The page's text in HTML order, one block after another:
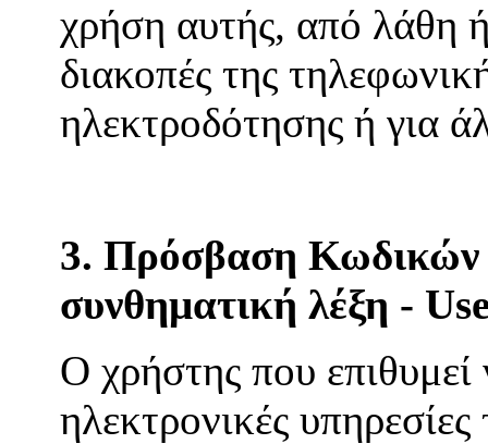
χρήση αυτής, από λάθη
διακοπές της
ηλεκτροδότησης ή για
3. Πρόσβαση Κωδικών
συνθηματική λέξη -
Ο χρήστης που επιθυμεί
ηλεκτρονικές